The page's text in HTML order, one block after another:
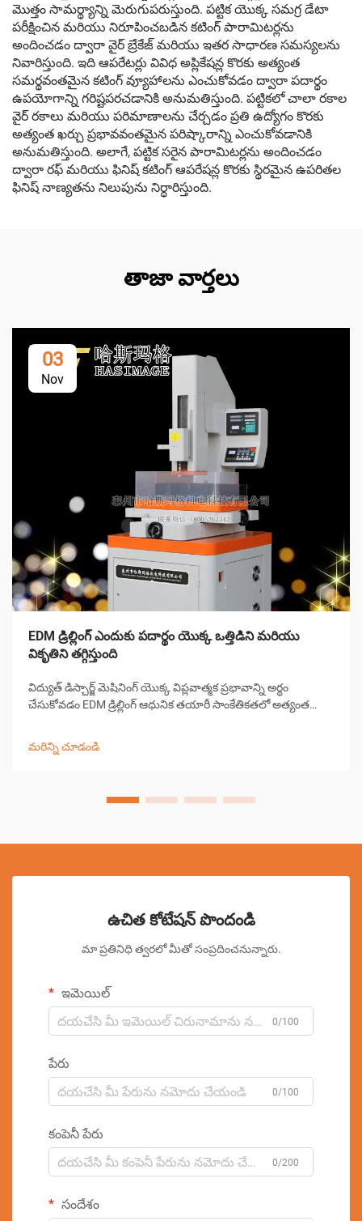
మొత్తం సామర్థ్యాన్ని మెరుగుపరుస్తుంది. పట్టిక యొక్క సమగ్ర డేటా
పరీక్షించిన మరియు నిరూపించబడిన కటింగ్ పారామిటర్లను
అందించడం ద్వారా వైర్ బ్రేకేజ్ మరియు ఇతర సాధారణ సమస్యలను
నివారిస్తుంది. ఇది ఆపరేటర్లు వివిధ అప్లికేషన్ల కొరకు అత్యంత
సమర్థవంతమైన కటింగ్ వ్యూహాలను ఎంచుకోవడం ద్వారా పదార్థం
ఉపయోగాన్ని గరిష్టపరచడానికి అనుమతిస్తుంది. పట్టికలో చాలా రకాల
వైర్ రకాలు మరియు పరిమాణాలను చేర్చడం ప్రతి ఉద్యోగం కొరకు
అత్యంత ఖర్చు ప్రభావవంతమైన పరిష్కారాన్ని ఎంచుకోవడానికి
అనుమతిస్తుంది. అలాగే, పట్టిక సరైన పారామిటర్లను అందించడం
ద్వారా రఫ్ మరియు ఫినిష్ కటింగ్ ఆపరేషన్ల కొరకు స్థిరమైన ఉపరితల
ఫినిష్ నాణ్యతను నిలుపును నిర్ధారిస్తుంది.
తాజా వార్తలు
03
Nov
EDM డ్రిల్లింగ్ ఎందుకు పదార్థం యొక్క ఒత్తిడిని మరియు
వికృతిని తగ్గిస్తుంది
విద్యుత్ డిస్చార్జ్ మెషినింగ్ యొక్క విప్లవాత్మక ప్రభావాన్ని అర్థం
చేసుకోవడం EDM డ్రిల్లింగ్ ఆధునిక తయారీ సాంకేతికతలో అత్యంత
మరిన్ని చూడండి
ఉచిత కోటేషన్ పొందండి
మా ప్రతినిధి త్వరలో మీతో సంప్రదించనున్నారు.
ఇమెయిల్
0/100
పేరు
0/100
కంపెనీ పేరు
0/200
సందేశం